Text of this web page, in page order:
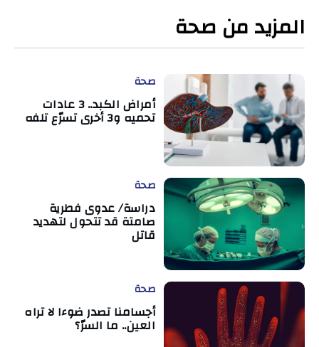
المزيد من صحة
صحة
أمراض الكبد.. 3 عادات
تحميه و3 أخرى تسرّع تلفه
صحة
دراسة/ عدوى فطرية
صامتة قد تتحول لتهديد
قاتل
صحة
أجسامنا تصدر ضوءا لا تراه
العين.. ما السرّ؟